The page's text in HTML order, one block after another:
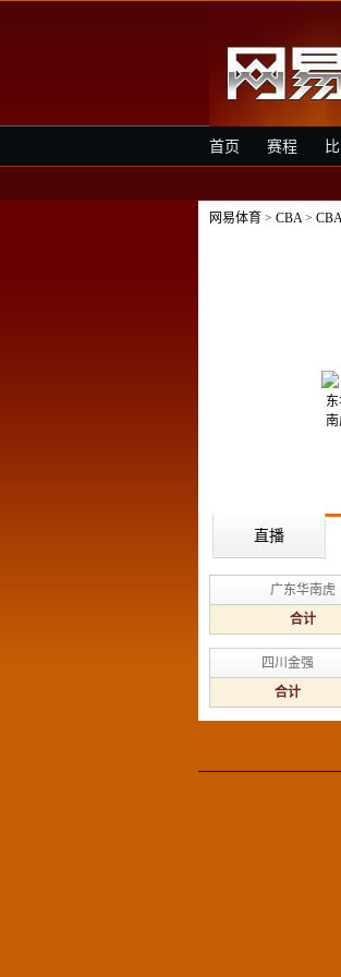
首页 赛程
网易体育 > CBA>
直播
广东华南虎
合计
四川金强
合计